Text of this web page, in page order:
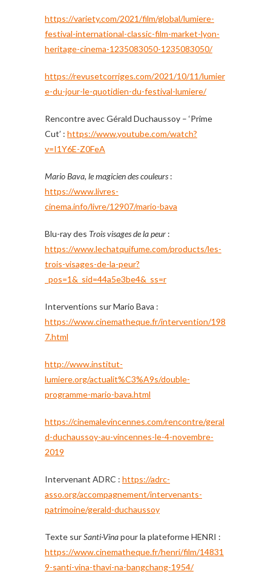
https://variety.com/2021/film/global/lumiere-
festival-international-classic-film-market-lyon-
heritage-cinema-1235083050-1235083050/
https://revusetcorriges.com/2021/10/11/lumier
e-du-jour-le-quotidien-du-festival-lumiere/
Rencontre avec Gérald Duchaussoy – ‘Prime
Cut’ : https://www.youtube.com/watch?
v=I1Y6E-Z0FeA
Mario Bava, le magicien des couleurs :
https://www.livres-
cinema.info/livre/12907/mario-bava
Blu-ray des Trois visages de la peur :
https://www.lechatquifume.com/products/les-
trois-visages-de-la-peur?
_pos=1&_sid=44a5e3be4&_ss=r
Interventions sur Mario Bava :
https://www.cinematheque.fr/intervention/198
7.html
http://www.institut-
lumiere.org/actualit%C3%A9s/double-
programme-mario-bava.html
https://cinemalevincennes.com/rencontre/geral
d-duchaussoy-au-vincennes-le-4-novembre-
2019
Intervenant ADRC : https://adrc-
asso.org/accompagnement/intervenants-
patrimoine/gerald-duchaussoy
Texte surSanti-Vinapour la plateforme HENRI :
https://www.cinematheque.fr/henri/film/14831
9-santi-vina-thavi-na-bangchang-1954/